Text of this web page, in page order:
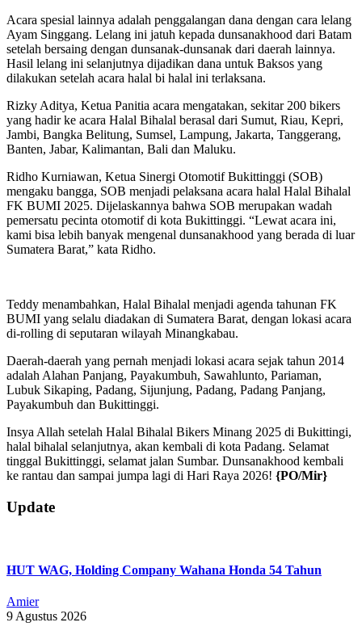
Acara spesial lainnya adalah penggalangan dana dengan cara lelang
Ayam Singgang. Lelang ini jatuh kepada dunsanakhood dari Batam
setelah bersaing dengan dunsanak-dunsanak dari daerah lainnya.
Hasil lelang ini selanjutnya dijadikan dana untuk Baksos yang
dilakukan setelah acara halal bi halal ini terlaksana.
Rizky Aditya, Ketua Panitia acara mengatakan, sekitar 200 bikers
yang hadir ke acara Halal Bihalal berasal dari Sumut, Riau, Kepri,
Jambi, Bangka Belitung, Sumsel, Lampung, Jakarta, Tanggerang,
Banten, Jabar, Kalimantan, Bali dan Maluku.
Ridho Kurniawan, Ketua Sinergi Otomotif Bukittinggi (SOB)
mengaku bangga, SOB menjadi pelaksana acara halal Halal Bihalal
FK BUMI 2025. Dijelaskannya bahwa SOB merupakan wadah
pemersatu pecinta otomotif di kota Bukittinggi. “Lewat acara ini,
kami bisa lebih banyak mengenal dunsanakhood yang berada di luar
Sumatera Barat,” kata Ridho.
Teddy menambahkan, Halal Bihalal menjadi agenda tahunan FK
BUMI yang selalu diadakan di Sumatera Barat, dengan lokasi acara
di-rolling di seputaran wilayah Minangkabau.
Daerah-daerah yang pernah menjadi lokasi acara sejak tahun 2014
adalah Alahan Panjang, Payakumbuh, Sawahlunto, Pariaman,
Lubuk Sikaping, Padang, Sijunjung, Padang, Padang Panjang,
Payakumbuh dan Bukittinggi.
Insya Allah setelah Halal Bihalal Bikers Minang 2025 di Bukittingi,
halal bihalal selanjutnya, akan kembali di kota Padang. Selamat
tinggal Bukittinggi, selamat jalan Sumbar. Dunsanakhood kembali
ke rantau dan sampai jumpa lagi di Hari Raya 2026! {PO/Mir}
2025-
04-
Update
HUT WAG, Holding Company Wahana Honda 54 Tahun
Amier
9 Agustus 2026